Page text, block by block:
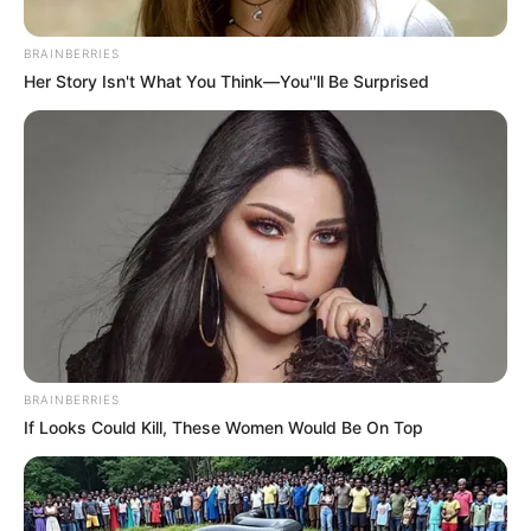
ΟΣΟ ΑΦΟΡΑ ΤΟ ΦΡΑΓΜΑ ΤΩΝ 3 ΦΑΡΑΓΓΙΩΝ ΣΤΗΝ ΚΙΝΑ,
ΔΕΙΤΕ ΤΟ ΠΑΡΑΚΑΤΩ ΒΙΝΤΕΟ ΠΟΥ ΔΕΙΧΝΕΙ ΕΞΑΙΡΕΤΙΚΑ
ΤΑ ΚΑΤΑΣΚΕΥΑΣΤΙΚΑ ΖΗΤΗΜΑΤΑ ΠΟΥ ΕΧΕΙ ΤΟ ΦΡΑΓΜΑ,
ΩΣΤΕ ΝΑ ΚΑΤΑΛΑΒΕΤΕ ΤΙ ΘΑ ΠΕΡΙΜΕΝΟΥΜΕ ΕΚΕΙ..
BRAINBERRIES
Her Story Isn't What You Think—You''ll Be Surprised
BRAINBERRIES
If Looks Could Kill, These Women Would Be On Top